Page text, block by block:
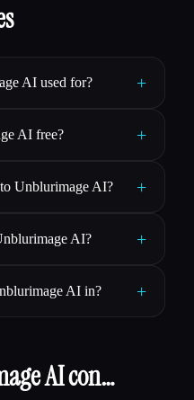
AI used for? +
AI free? +
Unblurimage AI? +
AI? +
AI in? +
AI con…